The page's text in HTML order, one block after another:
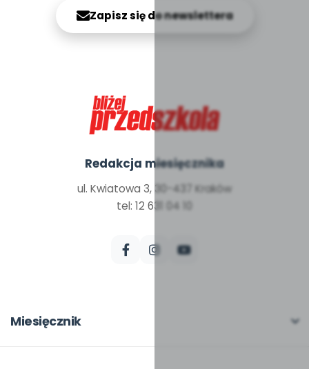
Zapisz się do newslettera
Redakcja miesięcznika
ul. Kwiatowa 3, 30-437 Kraków
tel: 12 631 04 10
Miesięcznik